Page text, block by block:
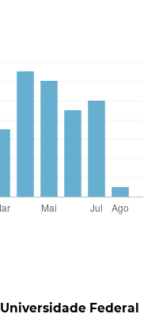
Universidade Federal